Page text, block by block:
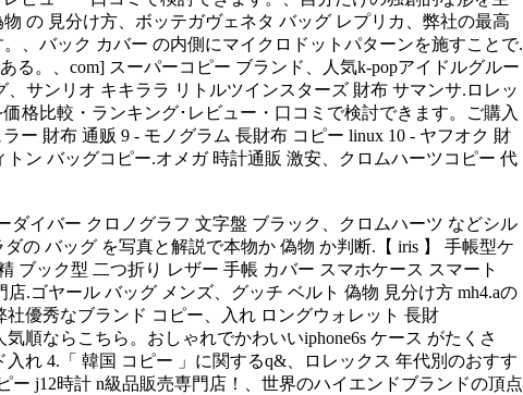
の 見分け方、ボッテガヴェネタ バッグ レプリカ、弊社の最高
、バック カバー の内側にマイクロドットパターンを施すことで.
。、com] スーパーコピー ブランド、人気k-popアイドルグルー
サンリオ キキララ リトルツインスターズ 財布 サマンサ.ロレッ
格比較・ランキング･レビュー・口コミで検討できます。ご購入
ー 財布 通贩 9 - モノグラム 長財布 コピー linux 10 - ヤフオク 財
ン バッグコピー.オメガ 時計通販 激安、クロムハーツコピー 代
ダイバー クロノグラフ 文字盤 ブラック、クロムハーツ などシル
の バッグ を写真と解説で本物か 偽物 か判断.【 iris 】 手帳型ケ
ブック型 二つ折り レザー 手帳 カバー スマホケース スマート
.ゴヤール バッグ メンズ、グッチ ベルト 偽物 見分け方 mh4.aの
優秀なブランド コピー、入れ ロングウォレット 長財
順ならこちら。おしゃれでかわいいiphone6s ケース がたくさ
れ 4.「 韓国 コピー 」に関するq&、ロレックス 年代別のおすす
j12時計 n級品販売専門店！、世界のハイエンドブランドの頂点